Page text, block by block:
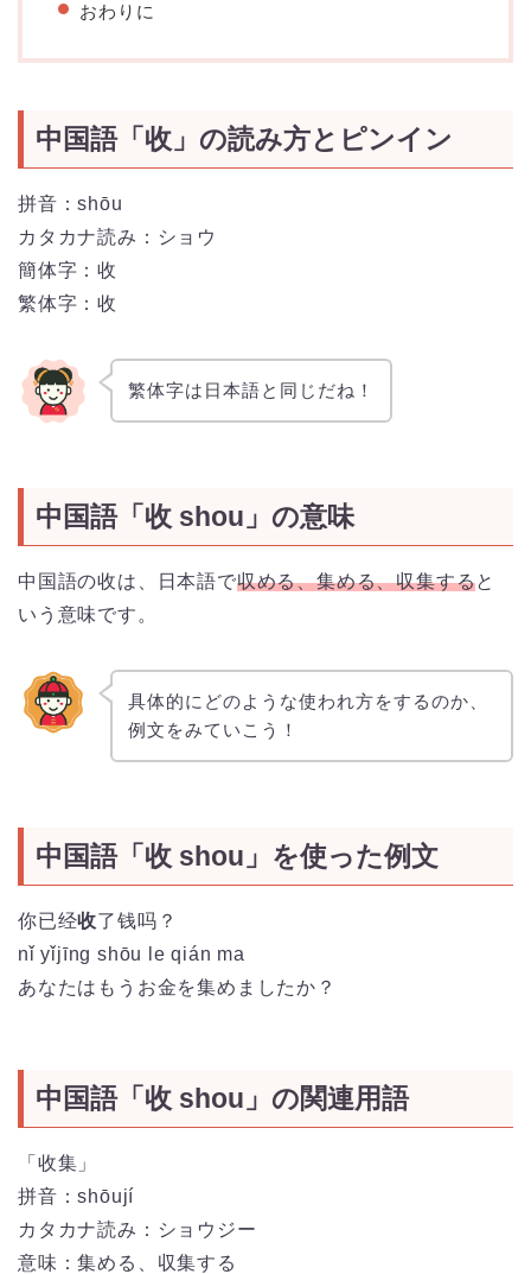
おわりに
中国語「收」の読み方とピンイン
拼音：shōu
カタカナ読み：ショウ
簡体字：收
繁体字：收
繁体字は日本語と同じだね！
中国語「收 shou」の意味
中国語の收は、日本語で収める、集める、収集すると
いう意味です。
具体的にどのような使われ方をするのか、
例文をみていこう！
中国語「收 shou」を使った例文
你已经收了钱吗？
nǐ yǐjīng shōu le qián ma
あなたはもうお金を集めましたか？
中国語「收 shou」の関連用語
「收集」
拼音：shōují
カタカナ読み：ショウジー
意味：集める、収集する